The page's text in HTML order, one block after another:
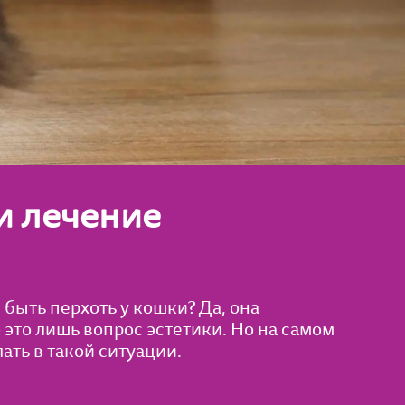
лечение
перхоть у кошки? Да, она
лишь вопрос эстетики. Но на самом
в такой ситуации.